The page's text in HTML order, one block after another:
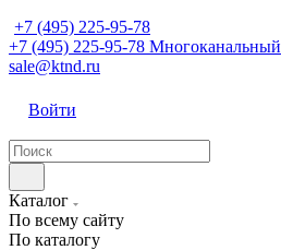
+7 (495) 225-95-78
+7 (495) 225-95-78 Многоканальный
sale@ktnd.ru
Войти
Каталог
По всему сайту
По каталогу